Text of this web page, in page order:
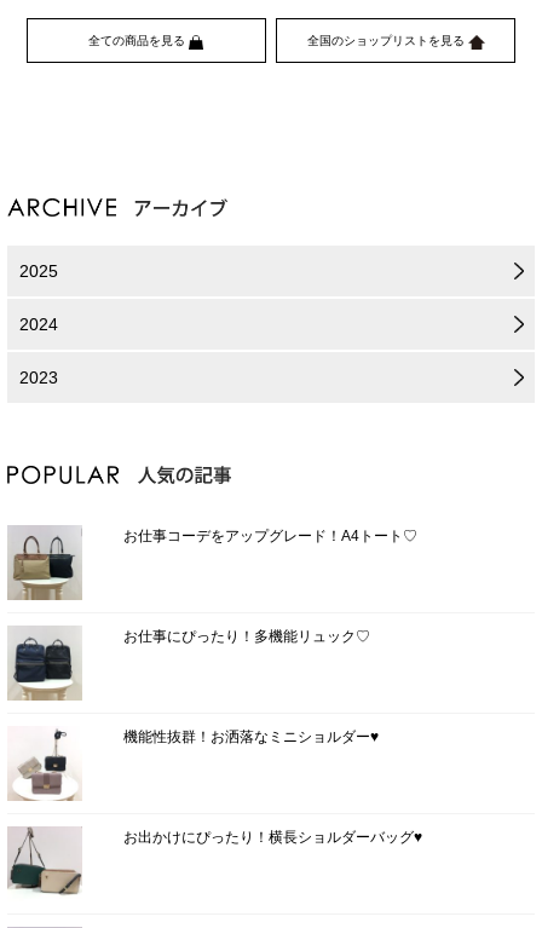
全ての商品を見る 全国のショップリストを見る
2025
2024
2023
お仕事コーデをアップグレード！A4トート♡
お仕事にぴったり！多機能リュック♡
機能性抜群！お洒落なミニショルダー♥
お出かけにぴったり！横長ショルダーバッグ♥